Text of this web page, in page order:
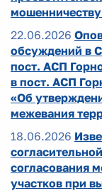
22.06.2026
обсуждений в
пост. АСП
в пост. АСП
«Об
межевания
18.06.2026
согласования
участков при